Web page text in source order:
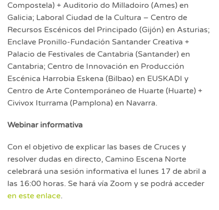
Compostela) + Auditorio do Milladoiro (Ames) en
Galicia; Laboral Ciudad de la Cultura – Centro de
Recursos Escénicos del Principado (Gijón) en Asturias;
Enclave Pronillo-Fundación Santander Creativa +
Palacio de Festivales de Cantabria (Santander) en
Cantabria; Centro de Innovación en Producción
Escénica Harrobia Eskena (Bilbao) en EUSKADI y
Centro de Arte Contemporáneo de Huarte (Huarte) +
Civivox Iturrama (Pamplona) en Navarra.
Webinar informativa
Con el objetivo de explicar las bases de Cruces y
resolver dudas en directo, Camino Escena Norte
celebrará una sesión informativa el lunes 17 de abril a
las 16:00 horas. Se hará vía Zoom y se podrá acceder
en este enlace.